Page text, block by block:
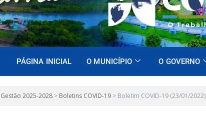
PÁGINA INICIAL O MUNICÍPIO O GOVERNO
2025-2028 > Boletins COVID-19 > Boletim COVID-19 (23/01/2022)